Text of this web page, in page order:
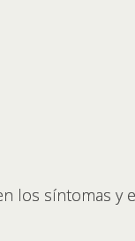
los síntomas y